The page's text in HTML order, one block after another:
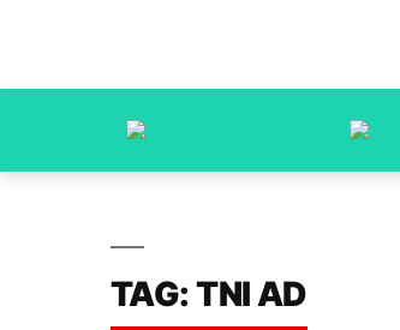
TAG: TNI AD